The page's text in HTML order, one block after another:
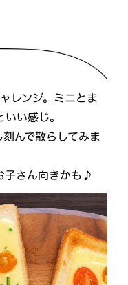
レンジ。ミニとま
い感じ。
んで散らしてみま
子さん向きかも♪